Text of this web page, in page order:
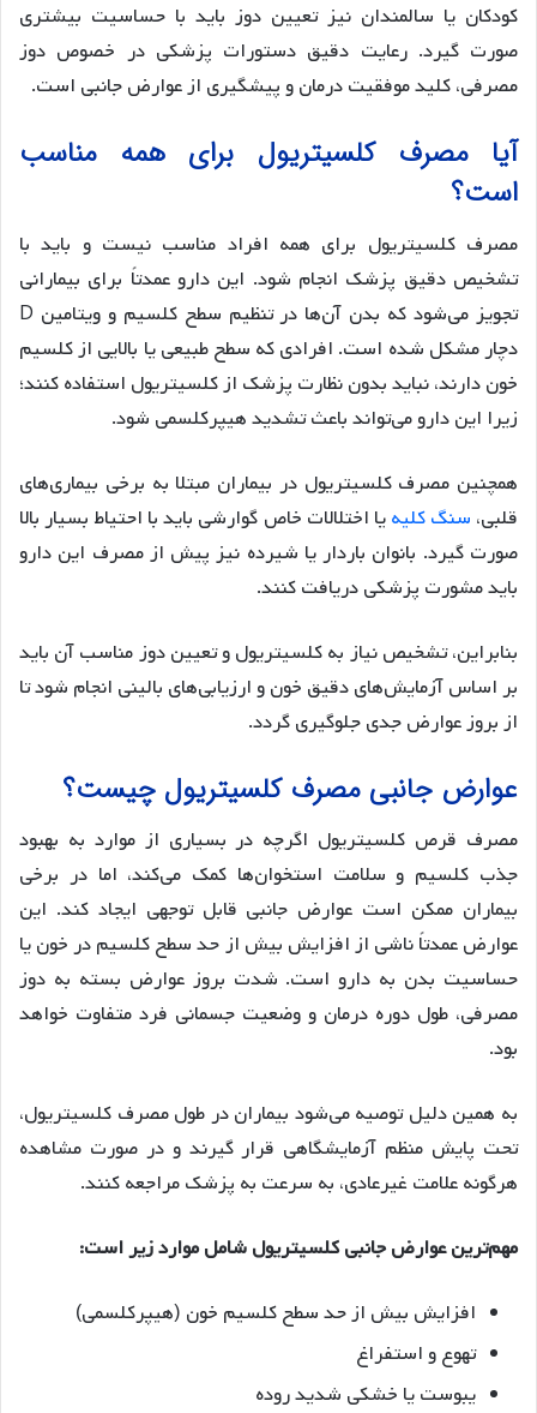
کودکان یا سالمندان نیز تعیین دوز باید با حساسیت بیشتری
صورت گیرد. رعایت دقیق دستورات پزشکی در خصوص دوز
مصرفی، کلید موفقیت درمان و پیشگیری از عوارض جانبی است.
آیا مصرف کلسیتریول برای همه مناسب
است؟
مصرف کلسیتریول برای همه افراد مناسب نیست و باید با
تشخیص دقیق پزشک انجام شود. این دارو عمدتاً برای بیمارانی
تجویز می‌شود که بدن آن‌ها در تنظیم سطح کلسیم و ویتامین D
دچار مشکل شده است. افرادی که سطح طبیعی یا بالایی از کلسیم
خون دارند، نباید بدون نظارت پزشک از کلسیتریول استفاده کنند؛
زیرا این دارو می‌تواند باعث تشدید هیپرکلسمی شود.
همچنین مصرف کلسیتریول در بیماران مبتلا به برخی بیماری‌های
قلبی، سنگ کلیهیا اختلالات خاص گوارشی باید با احتیاط بسیار بالا
صورت گیرد. بانوان باردار یا شیرده نیز پیش از مصرف این دارو
باید مشورت پزشکی دریافت کنند.
بنابراین، تشخیص نیاز به کلسیتریول و تعیین دوز مناسب آن باید
بر اساس آزمایش‌های دقیق خون و ارزیابی‌های بالینی انجام شود تا
از بروز عوارض جدی جلوگیری گردد.
عوارض جانبی مصرف کلسیتریول چیست؟
مصرف قرص کلسیتریول اگرچه در بسیاری از موارد به بهبود
جذب کلسیم و سلامت استخوان‌ها کمک می‌کند، اما در برخی
بیماران ممکن است عوارض جانبی قابل توجهی ایجاد کند. این
عوارض عمدتاً ناشی از افزایش بیش از حد سطح کلسیم در خون یا
حساسیت بدن به دارو است. شدت بروز عوارض بسته به دوز
مصرفی، طول دوره درمان و وضعیت جسمانی فرد متفاوت خواهد
بود.
به همین دلیل توصیه می‌شود بیماران در طول مصرف کلسیتریول،
تحت پایش منظم آزمایشگاهی قرار گیرند و در صورت مشاهده
هرگونه علامت غیرعادی، به سرعت به پزشک مراجعه کنند.
مهم‌ترین عوارض جانبی کلسیتریول شامل موارد زیر است:
افزایش بیش از حد سطح کلسیم خون (هیپرکلسمی)
تهوع و استفراغ
یبوست یا خشکی شدید روده